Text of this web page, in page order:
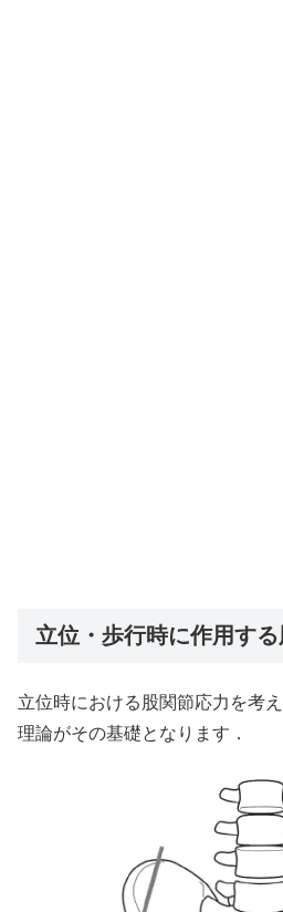
立位・歩行時に作用す
立位時における股関節応力を考
理論がその基礎となります．